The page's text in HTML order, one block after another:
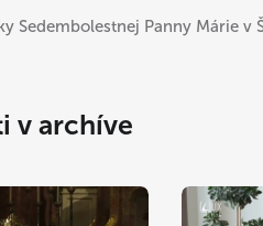
Sedembolestnej Panny Márie v
v archíve